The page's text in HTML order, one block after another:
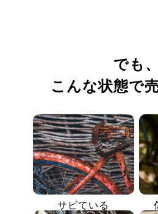
でも、
こんな状態で
サビている